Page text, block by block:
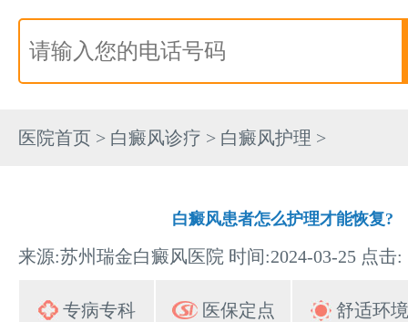
医院首页 > 白癜风诊疗 > 白癜风护理 >
白癜风患者怎么护理才能恢复?
来源:苏州瑞金白癜风医院 时间:2024-03-25 点击:
专病专科 医保定点 舒适环境